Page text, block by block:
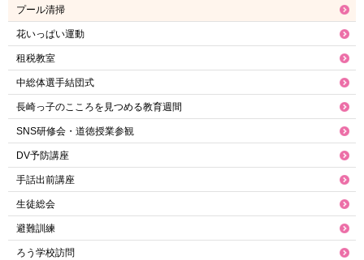
プール清掃
花いっぱい運動
租税教室
中総体選手結団式
長崎っ子のこころを見つめる教育週間
SNS研修会・道徳授業参観
DV予防講座
手話出前講座
生徒総会
避難訓練
ろう学校訪問